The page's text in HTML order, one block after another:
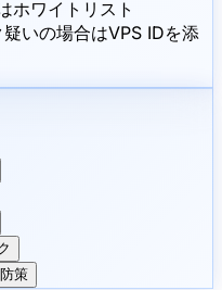
ホワイトリスト
いの場合はVPS IDを添
策